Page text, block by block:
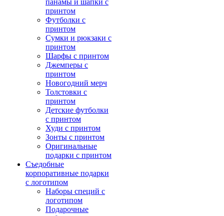
панамы и шапки с
принтом
Футболки с
принтом
Сумки и рюкзаки с
принтом
Шарфы с принтом
Джемперы с
принтом
Новогодний мерч
Толстовки с
принтом
Детские футболки
с принтом
Худи с принтом
Зонты с принтом
Оригинальные
подарки с принтом
Съедобные
корпоративные подарки
с логотипом
Наборы специй с
логотипом
Подарочные